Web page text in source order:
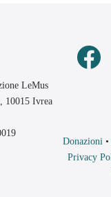
LeMus
10015 Ivrea
Donazioni •
Privacy